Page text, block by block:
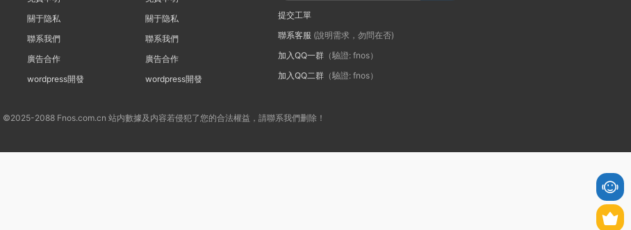
關于隐私
聯系我們
廣告合作
wordpress開發
關于隐私
聯系我們
廣告合作
wordpress開發
提交工單
聯系客服 (說明需求，勿問在否)
加入QQ一群 （驗證: fnos）
加入QQ二群 （驗證: fnos）
©2025-2088 Fnos.com.cn 站内數據及内容若侵犯了您的合法權益，請聯系我們删除！